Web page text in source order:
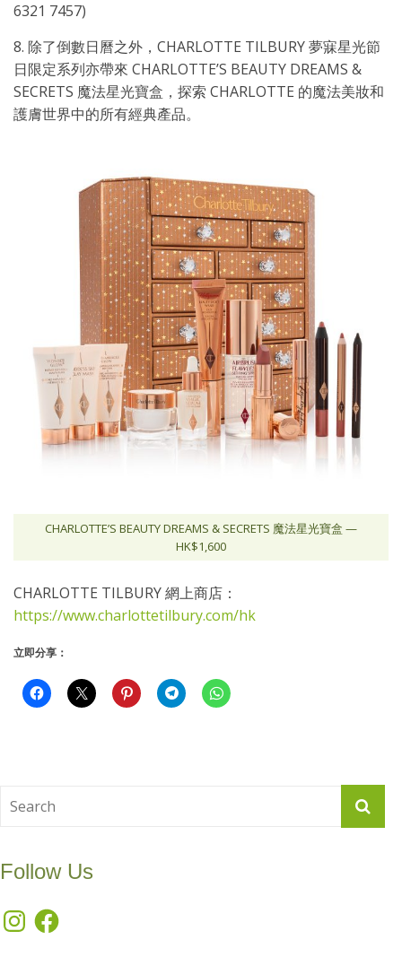
6321 7457)
8. 除了倒數日曆之外，CHARLOTTE TILBURY 夢寐星光節
日限定系列亦帶來 CHARLOTTE’S BEAUTY DREAMS &
SECRETS 魔法星光寶盒，探索 CHARLOTTE 的魔法美妝和
護膚世界中的所有經典產品。
CHARLOTTE’S BEAUTY DREAMS & SECRETS 魔法星光寶盒 —
HK$1,600
CHARLOTTE TILBURY 網上商店：
https://www.charlottetilbury.com/hk
立即分享：
Follow Us
InstagramFacebook